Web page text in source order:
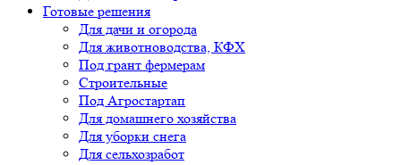
Готовые решения
Для дачи и огорода
Для животноводства, КФХ
Под грант фермерам
Строительные
Под Агростартап
Для домашнего хозяйства
Для уборки снега
Для сельхозработ